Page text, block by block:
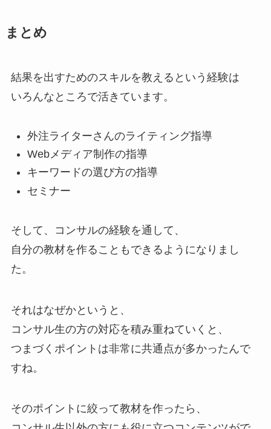
まとめ
結果を出すためのスキルを教えるという経験は
いろんなところで活きています。
外注ライターさんのライティング指導
Webメディア制作の指導
キーワードの選び方の指導
セミナー
そして、コンサルの経験を通して、
自分の教材を作ることもできるようになりまし
た。
それはなぜかというと、
コンサル生の方の対応を積み重ねていくと、
つまづくポイントは非常に共通点が多かったんで
すね。
そのポイントに絞って教材を作ったら、